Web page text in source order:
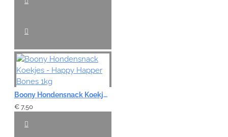
Boony Hondensnack Koekjes - Happy Happer Bones 1kg
€ 7,50